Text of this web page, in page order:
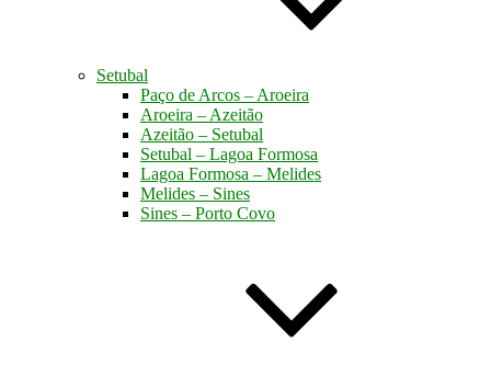
Setubal
Paço de Arcos – Aroeira
Aroeira – Azeitão
Azeitão – Setubal
Setubal – Lagoa Formosa
Lagoa Formosa – Melides
Melides – Sines
Sines – Porto Covo